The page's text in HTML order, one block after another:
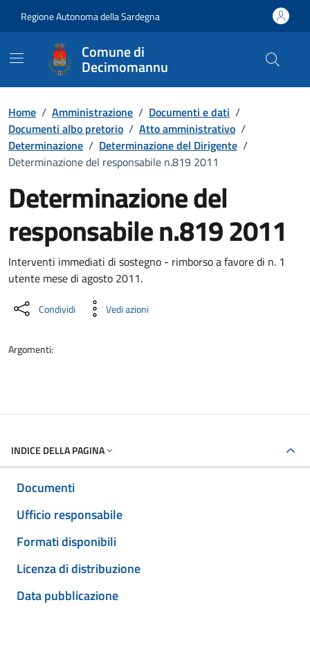
Regione Autonoma della Sardegna
Comune di
Decimomannu
Home / Amministrazione / Documenti e dati /
Documenti albo pretorio / Atto amministrativo /
Determinazione / Determinazione del Dirigente /
Determinazione del responsabile n.819 2011
Determinazione del
responsabile n.819 2011
Dettaglio del documento
Interventi immediati di sostegno - rimborso a favore di n. 1
utente mese di agosto 2011.
Condividi Vedi azioni
Argomenti:
INDICE DELLA PAGINA
Documenti
Ufficio responsabile
Formati disponibili
Licenza di distribuzione
Data pubblicazione